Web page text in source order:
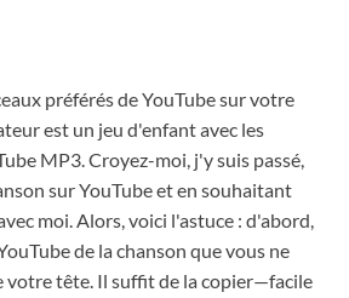
préférés de YouTube sur votre
est un jeu d'enfant avec les
MP3. Croyez-moi, j'y suis passé,
sur YouTube et en souhaitant
moi. Alors, voici l'astuce : d'abord,
de la chanson que vous ne
votre tête. Il suffit de la copier—facile